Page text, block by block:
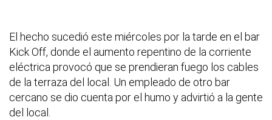
El hecho sucedió este miércoles por la tarde en el bar
Kick Off, donde el aumento repentino de la corriente
eléctrica provocó que se prendieran fuego los cables
de la terraza del local. Un empleado de otro bar
cercano se dio cuenta por el humo y advirtió a la gente
del local.